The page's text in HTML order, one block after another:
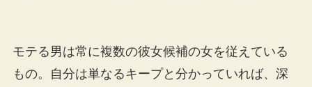
モテる男は常に複数の彼女候補の女を従えている
もの。自分は単なるキープと分かっていれば、深